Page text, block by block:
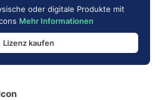
oder digitale Produkte mit
Mehr Informationen
Lizenz kaufen